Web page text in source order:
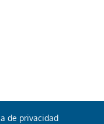
de privacidad